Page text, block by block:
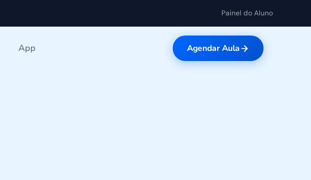
Painel do Aluno
App Agendar Aula